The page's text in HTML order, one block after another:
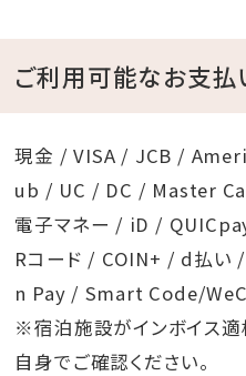
ご利用可能なお支払
現金 / VISA / JCB /
ub / UC / DC / Master
電子マネー / iD /
Rコード / COIN+ / d払
n Pay / Smart Code/
※宿泊施設がインボイス
自身でご確認ください。